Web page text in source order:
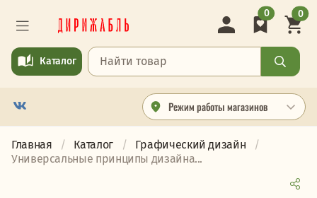
Режим работы магазинов
Каталог
0 0
Главная Каталог
Графический дизайн
Универсальные принципы дизайна...